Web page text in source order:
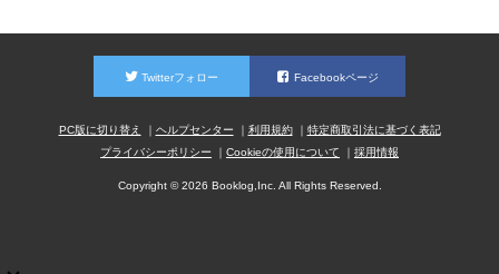
Twitterフォロー Facebookページ
PC版に切り替え ヘルプセンター 利用規約
特定商取引法に基づく表記
プライバシーポリシー
Cookieの使用について 採用情報
Copyright © 2026 Booklog,Inc. All Rights Reserved.